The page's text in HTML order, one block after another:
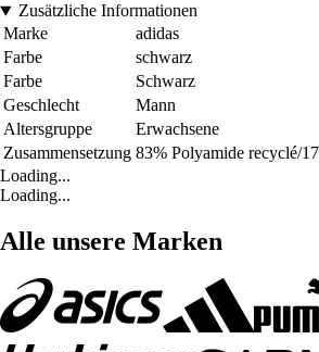
Zusätzliche Informationen
Marke
adidas
Farbe
schwarz
Farbe
Schwarz
Geschlecht
Mann
Altersgruppe
Erwachsene
Zusammensetzung 83% Polyamide recyclé/
Loading...
Loading...
Alle unsere Marken